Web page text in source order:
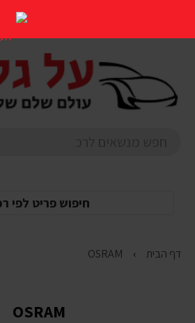
העמוד
חיפוש פריט לפי
דף הבית OSRAM
OSRAM